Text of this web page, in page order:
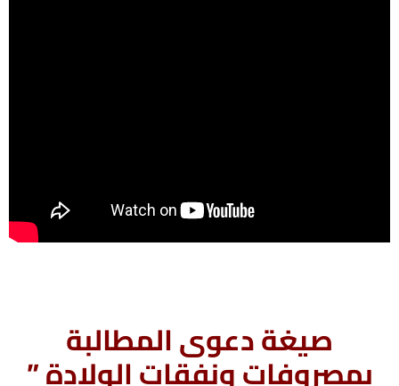
صيغة دعوى المطالبة
بمصروفات ونفقات الولادة ”